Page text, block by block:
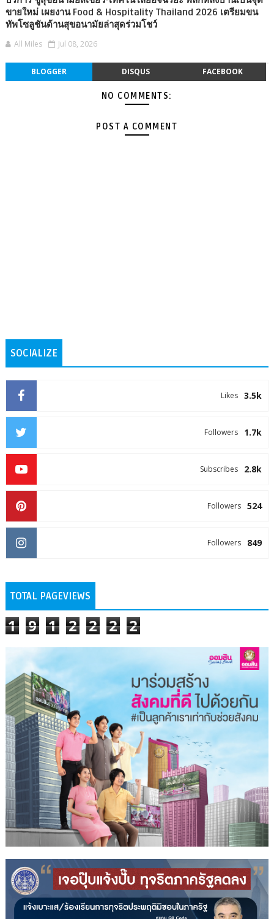
ขายใหม่ เผยงาน Food & Hospitality Thailand 2026 เตรียมขน
ทัพโซลูชันด้านสุขอนามัยล่าสุดร่วมโชว์
All Miles Jul 08, 2026
BLOGGER DISQUS FACEBOOK
NO COMMENTS:
POST A COMMENT
SOCIALIZE
3.5k
Likes
1.7k
Followers
2.8k
Subscribes
524
Followers
849
Followers
TOTAL PAGEVIEWS
1 9 1 2 2 2 2